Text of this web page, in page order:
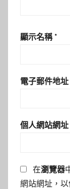
顯示名稱 *
電子郵件地址
個人網站網址
在瀏覽器
網站網址，